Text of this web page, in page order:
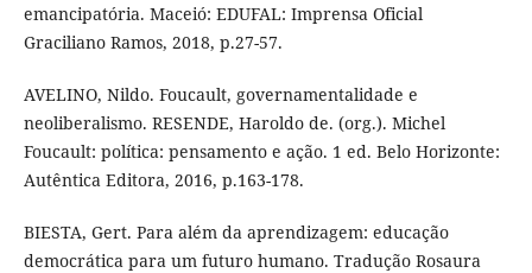
emancipatória. Maceió: EDUFAL: Imprensa Oficial
Graciliano Ramos, 2018, p.27-57.
AVELINO, Nildo. Foucault, governamentalidade e
neoliberalismo. RESENDE, Haroldo de. (org.). Michel
Foucault: política: pensamento e ação. 1 ed. Belo Horizonte:
Autêntica Editora, 2016, p.163-178.
BIESTA, Gert. Para além da aprendizagem: educação
democrática para um futuro humano. Tradução Rosaura